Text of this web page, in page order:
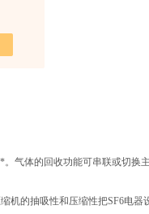
体的回收功能可串联或切换
的抽吸性和压缩性把SF6电器